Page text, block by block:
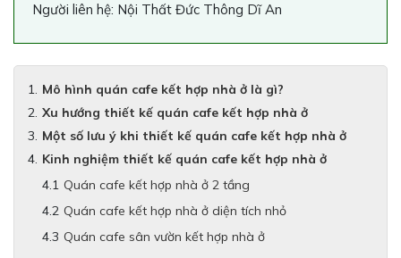
Người liên hệ: Nội Thất Đức Thông Dĩ An
Mô hình quán cafe kết hợp nhà ở là gì?
Xu hướng thiết kế quán cafe kết hợp nhà ở
Một số lưu ý khi thiết kế quán cafe kết hợp nhà ở
Kinh nghiệm thiết kế quán cafe kết hợp nhà ở
Quán cafe kết hợp nhà ở 2 tầng
Quán cafe kết hợp nhà ở diện tích nhỏ
Quán cafe sân vườn kết hợp nhà ở